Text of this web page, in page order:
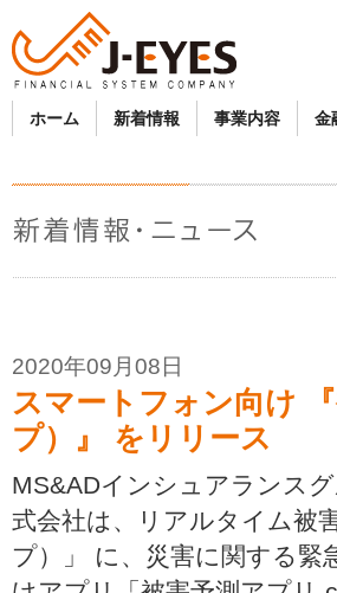
ホーム 新着情報 事業内容 金
2020年09月08日
スマートフォン向け
プ）』 をリリース
MS&ADインシュアランス
式会社は、リアルタイム被
プ）」 に、災害に関する緊